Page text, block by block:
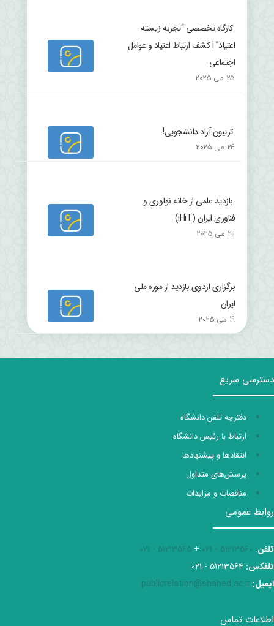
کارگاه تخصصی “تجربه زیسته
اعتیاد” | کشف ارتباط اعتیاد و عوامل
اجتماعی
25 می 2025
تریبون آزاد دانشجویی!
24 می 2025
بازدید علمی از خانه نوآوری و
فناوری ایران (iHiT)
20 می 2025
برگزاری اردوی بازدید از موزه ملی
ایران
19 می 2025
دسترسی سریع
دفترچه تلفن دانشگاه
ارتباط با رئیس دانشگاه
انتقادها و پیشنهادها
پرسش‌های متداول
مناقصات و مزایدات
روابط عمومی
تلفن:
51213560 - 021
+
51213565 - 021
تلفکس:
ایمیل: publicrelation@shahed.ac.ir
اطلاعات تماس